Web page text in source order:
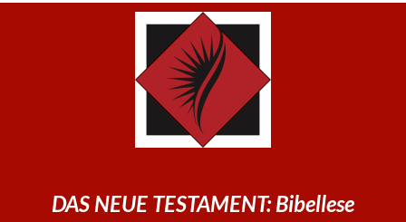
DAS NEUE TESTAMENT: Bibellese